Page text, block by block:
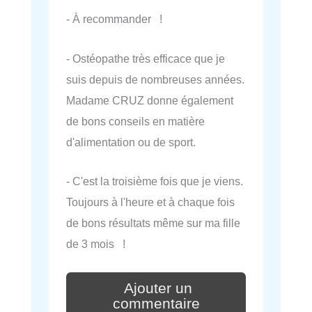
- À recommander !
- Ostéopathe très efficace que je
suis depuis de nombreuses années.
Madame CRUZ donne également
de bons conseils en matière
d'alimentation ou de sport.
- C'est la troisième fois que je viens.
Toujours à l'heure et à chaque fois
de bons résultats même sur ma fille
de 3 mois !
Ajouter un
commentaire